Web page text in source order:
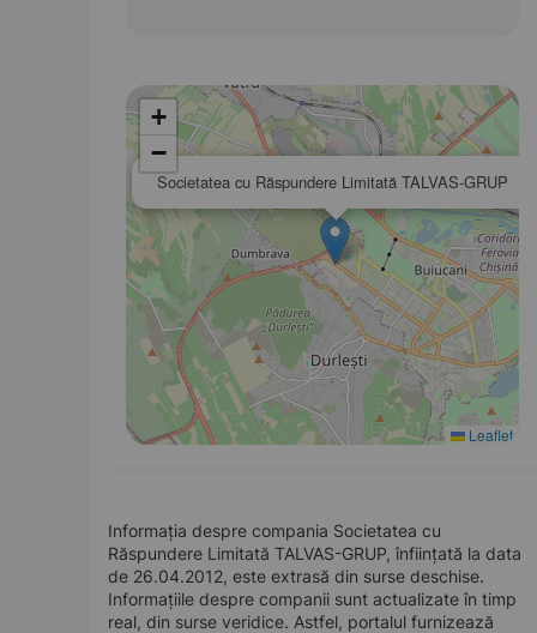
Societatea cu Răspundere Limitată TALVAS-GRUP
+
−
Leaflet
Informația despre compania Societatea cu
Răspundere Limitată TALVAS-GRUP, înființată la data
de 26.04.2012, este extrasă din surse deschise.
Informațiile despre companii sunt actualizate în timp
real, din surse veridice. Astfel, portalul furnizează